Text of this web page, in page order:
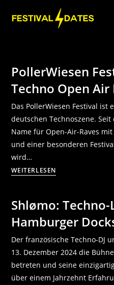
PollerWiesen
Techno Open
Das PollerWiesen Festival ist
deutschen Technoszene.
Name für Open-Air-Raves
und einer besonderen
wird…
WEITERLESEN
Shlømo:
Hamburger
Der französische Techno-DJ
13. Dezember 2024 die
betreten und seine
über einem Jahrzehnt